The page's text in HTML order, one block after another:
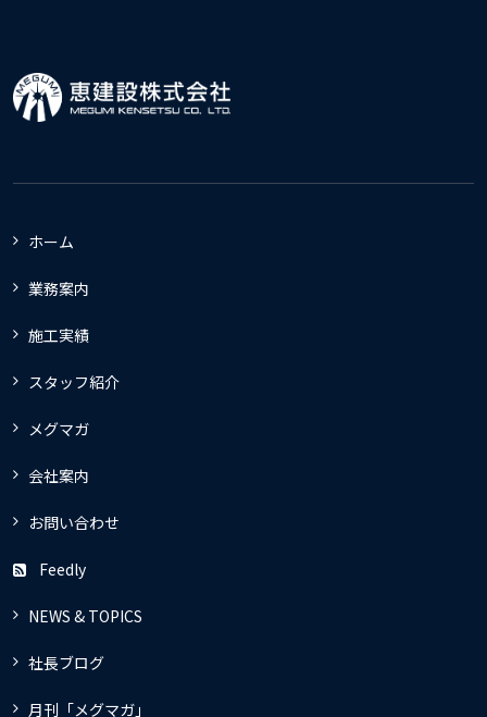
ホーム
業務案内
施工実績
スタッフ紹介
メグマガ
会社案内
お問い合わせ
Feedly
NEWS & TOPICS
社長ブログ
月刊「メグマガ」